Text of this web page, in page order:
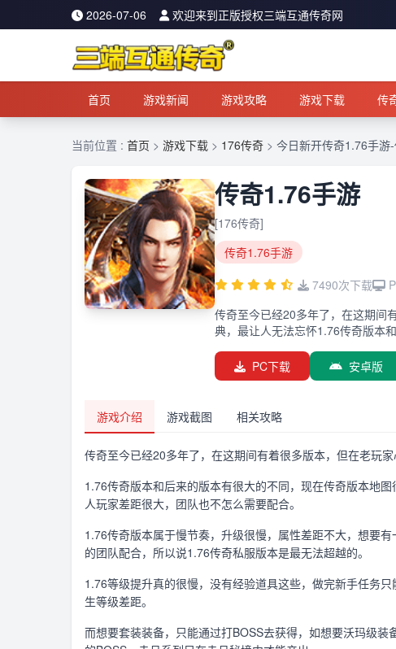
2026-07-06 欢迎来到正版授权三端互通传奇网
首页 游戏新闻 游戏攻略 游戏下载 传
当前位置 : 首页 > 游戏下载 > 176传奇 > 今日新开传奇1.76手游
传奇1.76手游
[176传奇]
传奇1.76手游
7490次下载
传奇至今已经20多年了，在这期间
典，最让人无法忘怀1.76传奇版本
PC下载 安卓版
游戏介绍 游戏截图 相关攻略
传奇至今已经20多年了，在这期间有着很多版本，但在老玩
1.76传奇版本和后来的版本有很大的不同，现在传奇版本地
人玩家差距很大，团队也不怎么需要配合。
1.76传奇版本属于慢节奏，升级很慢，属性差距不大，想要
的团队配合，所以说1.76传奇私服版本是最无法超越的。
1.76等级提升真的很慢，没有经验道具这些，做完新手任务
生等级差距。
而想要套装装备，只能通过打BOSS去获得，如想要沃玛级